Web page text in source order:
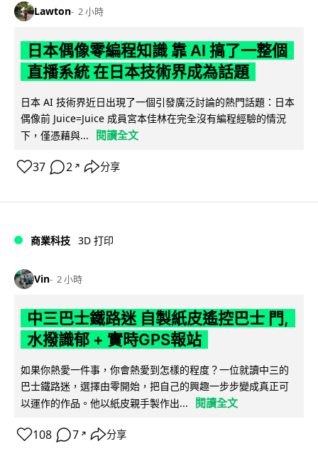
Lawton 2 小時
日本偶像零編程知識 靠 AI 搞了一整個
直播系統 在日本技術界成為話題
日本 AI 技術界近日出現了一個引發廣泛討論的熱門話題：日本
偶像前 Juice=Juice 成員宮本佳林在完全沒有編程經驗的情況
下，僅憑藉與...
閱讀全文
37 2 ↗ 分享
商業科技 3D 打印
Vin 2 小時
中三巴士鐵路迷 自製紙皮遙控巴士 門,
水撥識郁 + 實時GPS報站
如果你熱愛一件事，你會熱愛到怎樣的程度？一位就讀中三的
巴士鐵路迷，選擇由零開始，把自己的興趣一步步變成真正可
以運作的作品。他以紙皮親手製作出...
閱讀全文
108 7 ↗ 分享